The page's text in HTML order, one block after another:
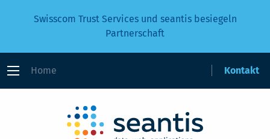
Swisscom Trust Services und seantis besiegeln
Partnerschaft
Home Kontakt